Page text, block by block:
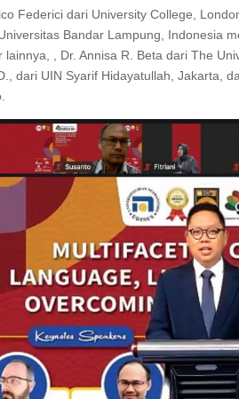
Federici dari University College,
Bandar Lampung, Indonesia
lainnya, , Dr. Annisa R. Beta dari The
dari UIN Syarif Hidayatullah, Jakarta,